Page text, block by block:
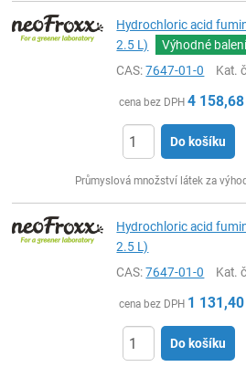
Hydrochloric acid
2.5 L)
Výhodné
CAS:7647-01-0 Kat.
cena bez DPH 4 158,68
Do košíku
Průmyslová množství látek za
Hydrochloric acid
2.5 L)
CAS:7647-01-0 Kat.
cena bez DPH 1 131,40
Do košíku